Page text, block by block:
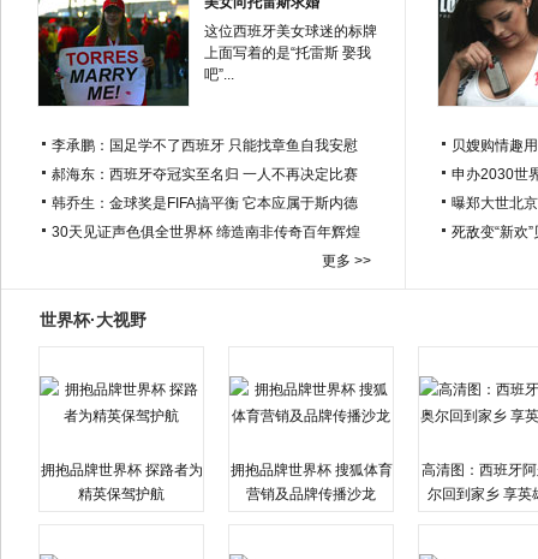
这位西班牙美女球迷的标牌
上面写着的是“托雷斯 娶我
吧”...
李承鹏：国足学不了西班牙 只能找章鱼自我安慰
郝海东：西班牙夺冠实至名归 一人不再决定比赛
韩乔生：金球奖是FIFA搞平衡 它本应属于斯内德
30天见证声色俱全世界杯 缔造南非传奇百年辉煌
更多 >>
贝嫂购情趣
申办2030世
曝郑大世北
死敌变“新欢
世界杯·大视野
拥抱品牌世界杯 探路者为
精英保驾护航
拥抱品牌世界杯 搜狐体育
营销及品牌传播沙龙
高清图：西班牙
尔回到家乡 享英